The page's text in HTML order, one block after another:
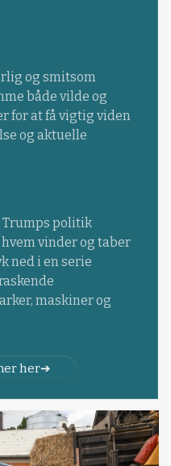
og smitsom
både vilde og
for at få vigtig viden
og aktuelle
Trumps politik
vinder og taber
ned i en serie
maskiner og
her